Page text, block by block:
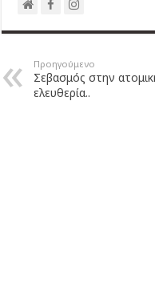
Προηγούμενο
Σεβασμός στην
ελευθερία..